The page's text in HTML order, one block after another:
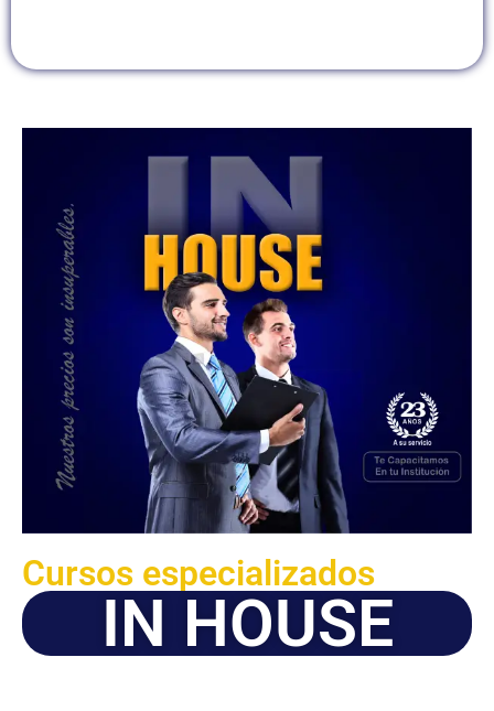
Cursos especializados
IN HOUSE